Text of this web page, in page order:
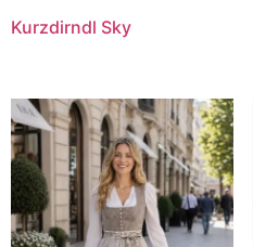
Kurzdirndl Sky